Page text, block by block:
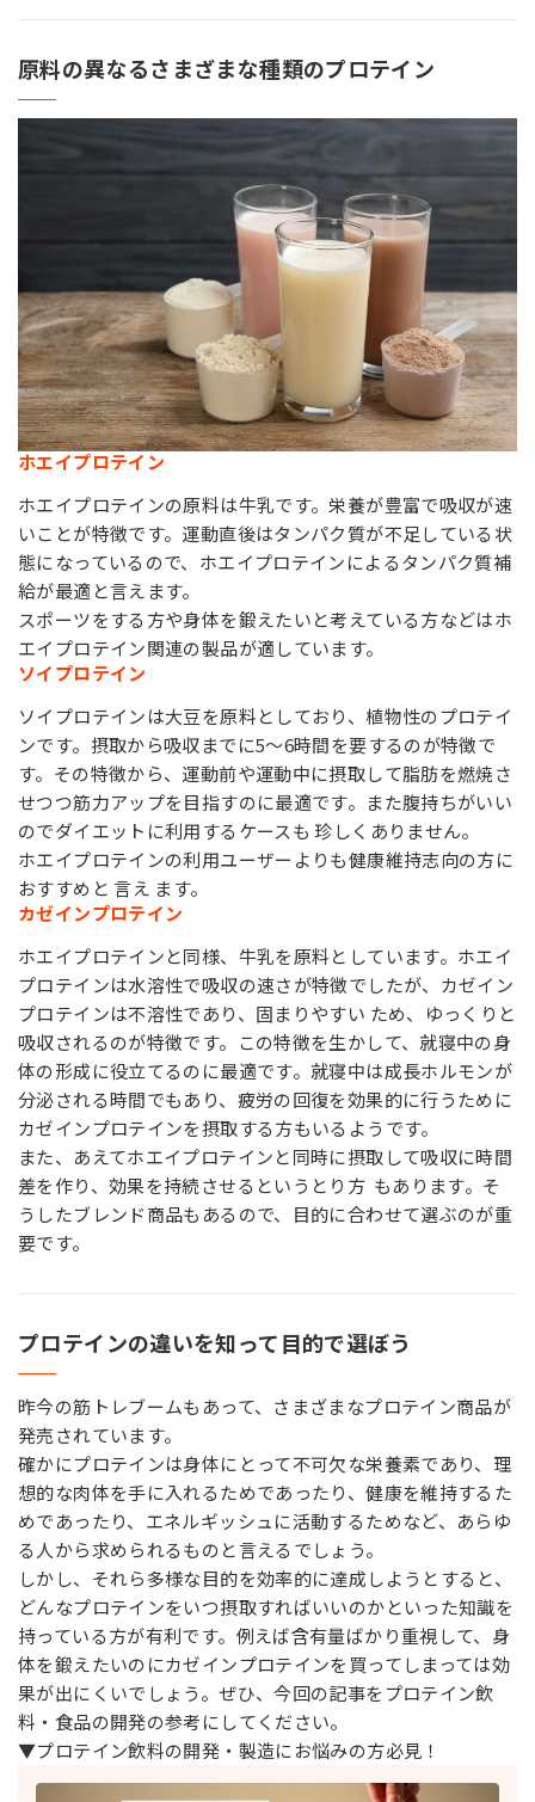
原料の異なるさまざまな種類のプロテイン
ホエイプロテイン
ホエイプロテインの原料は牛乳です。栄養が豊富で吸収が速
いことが特徴です。運動直後はタンパク質が不足している状
態になっているので、ホエイプロテインによるタンパク質補
給が最適と言えます。
スポーツをする方や身体を鍛えたいと考えている方などはホ
エイプロテイン関連の製品が適しています。
ソイプロテイン
ソイプロテインは大豆を原料としており、植物性のプロテイ
ンです。摂取から吸収までに5～6時間を要するのが特徴で
す。その特徴から、運動前や運動中に摂取して脂肪を燃焼さ
せつつ筋力アップを目指すのに最適です。また腹持ちがいい
のでダイエットに利用するケースも 珍しくありません。
ホエイプロテインの利用ユーザーよりも健康維持志向の方に
おすすめと 言え ます。
カゼインプロテイン
ホエイプロテインと同様、牛乳を原料としています。ホエイ
プロテインは水溶性で吸収の速さが特徴でしたが、カゼイン
プロテインは不溶性であり、固まりやすい ため、ゆっくりと
吸収されるのが特徴です。この特徴を生かして、就寝中の身
体の形成に役立てるのに最適です。就寝中は成長ホルモンが
分泌される時間でもあり、疲労の回復を効果的に行うために
カゼインプロテインを摂取する方もいるようです。
また、あえてホエイプロテインと同時に摂取して吸収に時間
差を作り、効果を持続させるというとり方 もあります。そ
うしたブレンド商品もあるので、目的に合わせて選ぶのが重
要です。
プロテインの違いを知って目的で選ぼう
昨今の筋トレブームもあって、さまざまなプロテイン商品が
発売されています。
確かにプロテインは身体にとって不可欠な栄養素であり、理
想的な肉体を手に入れるためであったり、健康を維持するた
めであったり、エネルギッシュに活動するためなど、あらゆ
る人から求められるものと言えるでしょう。
しかし、それら多様な目的を効率的に達成しようとすると、
どんなプロテインをいつ摂取すればいいのかといった知識を
持っている方が有利です。例えば含有量ばかり重視して、身
体を鍛えたいのにカゼインプロテインを買ってしまっては効
果が出にくいでしょう。ぜひ、今回の記事をプロテイン飲
料・食品の開発の参考にしてください。
▼プロテイン飲料の開発・製造にお悩みの方必見！